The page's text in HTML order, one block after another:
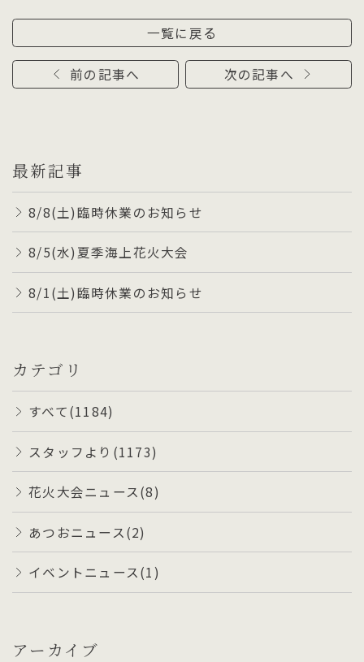
前の記事へ
一覧に戻る
次の記事へ
最新記事
8/8(土)臨時休業のお知らせ
8/5(水)夏季海上花火大会
8/1(土)臨時休業のお知らせ
カテゴリ
すべて(1184)
スタッフより(1173)
花火大会ニュース(8)
あつおニュース(2)
イベントニュース(1)
アーカイブ